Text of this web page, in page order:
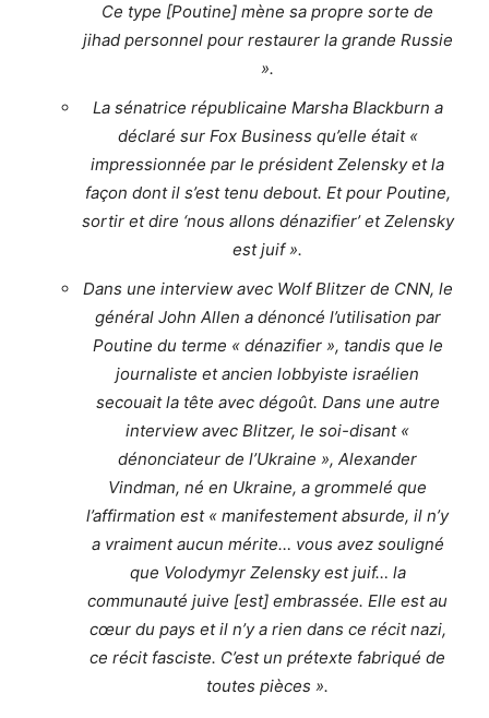
Ce type [Poutine] mène sa propre sorte de
jihad personnel pour restaurer la grande Russie
».
La sénatrice républicaine Marsha Blackburn a
déclaré sur Fox Business qu’elle était «
impressionnée par le président Zelensky et la
façon dont il s’est tenu debout. Et pour Poutine,
sortir et dire ‘nous allons dénazifier’ et Zelensky
est juif ».
Dans une interview avec Wolf Blitzer de CNN, le
général John Allen a dénoncé l’utilisation par
Poutine du terme « dénazifier », tandis que le
journaliste et ancien lobbyiste israélien
secouait la tête avec dégoût. Dans une autre
interview avec Blitzer, le soi-disant «
dénonciateur de l’Ukraine », Alexander
Vindman, né en Ukraine, a grommelé que
l’affirmation est « manifestement absurde, il n’y
a vraiment aucun mérite… vous avez souligné
que Volodymyr Zelensky est juif… la
communauté juive [est] embrassée. Elle est au
cœur du pays et il n’y a rien dans ce récit nazi,
ce récit fasciste. C’est un prétexte fabriqué de
toutes pièces ».